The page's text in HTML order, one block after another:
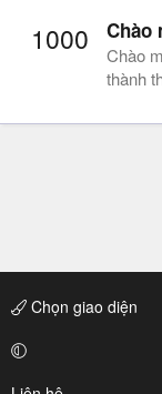
1000 Chào
Chào
thành
Chọn giao diện